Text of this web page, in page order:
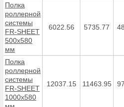
Полка
роллерной
системы
FR-SHEET
500х580
мм
6022.56 5735.77
Полка
роллерной
системы
FR-SHEET
1000х580
12037.15 11463.95